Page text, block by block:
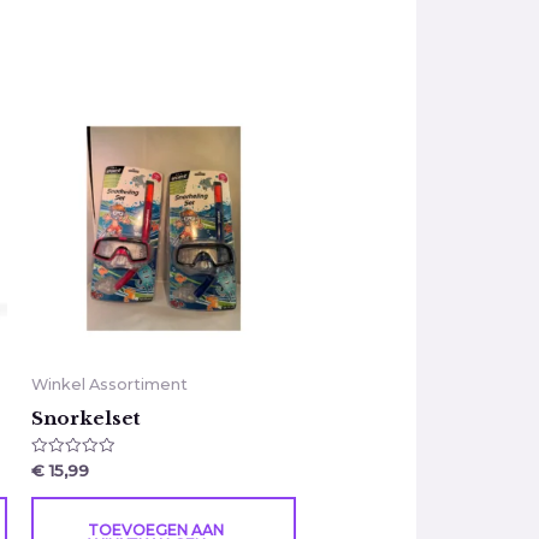
Winkel Assortiment
Snorkelset
Gewaardeerd
uit
€15,99
TOEVOEGEN AAN